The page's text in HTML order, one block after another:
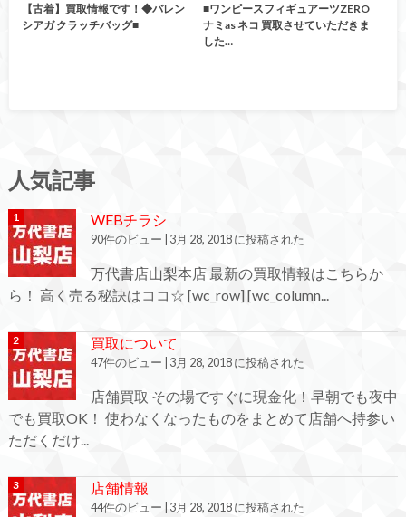
【古着】買取情報です！◆バレン
シアガ クラッチバッグ■
■ワンピースフィギュアーツZERO
ナミas ネコ 買取させていただきま
した…
人気記事
WEBチラシ
90件のビュー 3月 28, 2018 に投稿された
万代書店山梨本店 最新の買取情報はこちらか
ら！ 高く売る秘訣はココ☆ [wc_row] [wc_column...
買取について
47件のビュー 3月 28, 2018 に投稿された
店舗買取 その場ですぐに現金化！早朝でも夜中
でも買取OK！ 使わなくなったものをまとめて店舗へ持参い
ただくだけ...
店舗情報
44件のビュー 3月 28, 2018 に投稿された